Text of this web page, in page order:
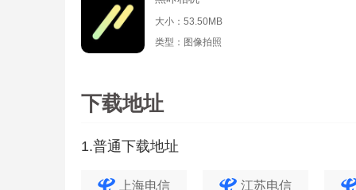
大小：53.50MB
类型：图像拍照
下载地址
1.普通下载地址
上海电信 江苏电信